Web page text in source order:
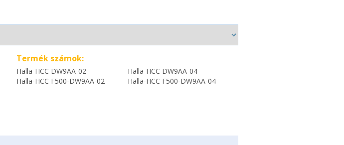
Termék számok:
Halla-HCC DW9AA-02
Halla-HCC DW9AA-04
Halla-HCC F500-DW9AA-02
Halla-HCC F500-DW9AA-04